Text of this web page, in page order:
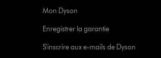
Mon Dyson
Enregistrer la garantie
S'inscrire aux e-mails de Dyson